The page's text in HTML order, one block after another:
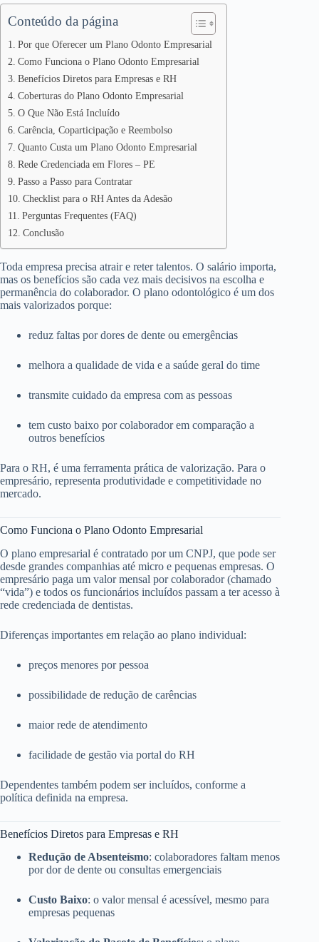
Conteúdo da página
Por que Oferecer um Plano Odonto Empresarial
Como Funciona o Plano Odonto Empresarial
Benefícios Diretos para Empresas e RH
Coberturas do Plano Odonto Empresarial
O Que Não Está Incluído
Carência, Coparticipação e Reembolso
Quanto Custa um Plano Odonto Empresarial
Rede Credenciada em Flores – PE
Passo a Passo para Contratar
Checklist para o RH Antes da Adesão
Perguntas Frequentes (FAQ)
Conclusão
Toda empresa precisa atrair e reter talentos. O salário importa,
mas os benefícios são cada vez mais decisivos na escolha e
permanência do colaborador. O plano odontológico é um dos
mais valorizados porque:
reduz faltas por dores de dente ou emergências
melhora a qualidade de vida e a saúde geral do time
transmite cuidado da empresa com as pessoas
tem custo baixo por colaborador em comparação a
outros benefícios
Para o RH, é uma ferramenta prática de valorização. Para o
empresário, representa produtividade e competitividade no
mercado.
Como Funciona o Plano Odonto Empresarial
O plano empresarial é contratado por um CNPJ, que pode ser
desde grandes companhias até micro e pequenas empresas. O
empresário paga um valor mensal por colaborador (chamado
“vida”) e todos os funcionários incluídos passam a ter acesso à
rede credenciada de dentistas.
Diferenças importantes em relação ao plano individual:
preços menores por pessoa
possibilidade de redução de carências
maior rede de atendimento
facilidade de gestão via portal do RH
Dependentes também podem ser incluídos, conforme a
política definida na empresa.
Benefícios Diretos para Empresas e RH
Redução de Absenteísmo: colaboradores faltam menos
por dor de dente ou consultas emergenciais
Custo Baixo: o valor mensal é acessível, mesmo para
empresas pequenas